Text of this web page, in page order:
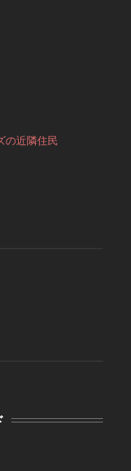
の近隣住民